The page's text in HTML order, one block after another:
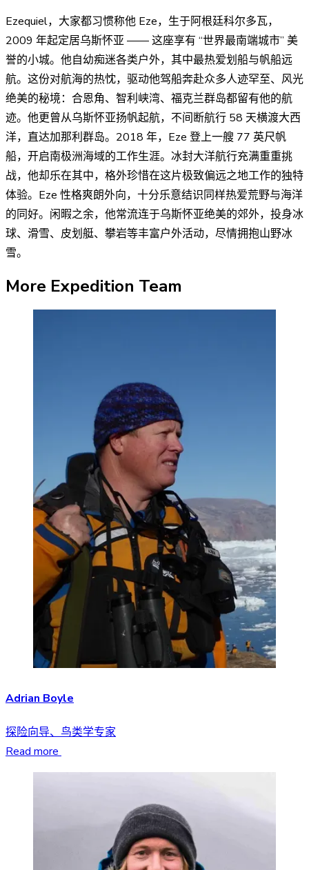
Ezequiel，大家都习惯称他 Eze，生于阿根廷科尔多瓦，
2009 年起定居乌斯怀亚 —— 这座享有 “世界最南端城市” 美
誉的小城。他自幼痴迷各类户外，其中最热爱划船与帆船远
航。这份对航海的热忱，驱动他驾船奔赴众多人迹罕至、风光
绝美的秘境：合恩角、智利峡湾、福克兰群岛都留有他的航
迹。他更曾从乌斯怀亚扬帆起航，不间断航行 58 天横渡大西
洋，直达加那利群岛。2018 年，Eze 登上一艘 77 英尺帆
船，开启南极洲海域的工作生涯。冰封大洋航行充满重重挑
战，他却乐在其中，格外珍惜在这片极致偏远之地工作的独特
体验。Eze 性格爽朗外向，十分乐意结识同样热爱荒野与海洋
的同好。闲暇之余，他常流连于乌斯怀亚绝美的郊外，投身冰
球、滑雪、皮划艇、攀岩等丰富户外活动，尽情拥抱山野冰
雪。
More Expedition Team
Adrian Boyle
探险向导、鸟类学专家
Read more